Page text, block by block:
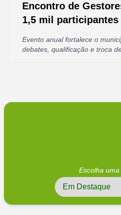
Encontro de
1,5 mil participantes
Evento anual fortalece o
debates, qualificação e troca
Escolha uma